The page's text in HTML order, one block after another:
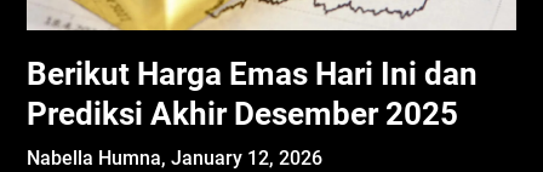
Berikut Harga Emas Hari Ini dan
Prediksi Akhir Desember 2025
Nabella Humna,January 12, 2026